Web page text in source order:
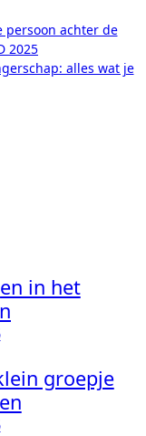
persoon achter de
2025
alles wat je
in het
groepje